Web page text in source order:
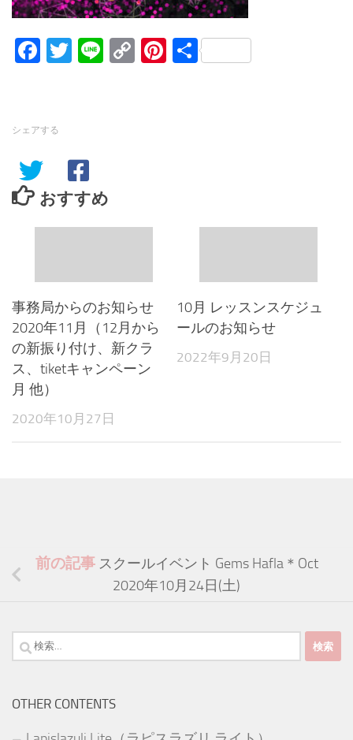
Facebook
Twitter
LineCopyPinterest
共
シェアする
おすすめ
事務局からのお知らせ
2020年11月（12月から
の新振り付け、新クラ
ス、tiketキャンペーン
月 他）
2020年10月27日
10月 レッスンスケジュ
ールのお知らせ
2022年9月20日
前の記事 スクールイベント Gems Hafla＊Oct
2020年10月24日(土)
検
索:
OTHER CONTENTS